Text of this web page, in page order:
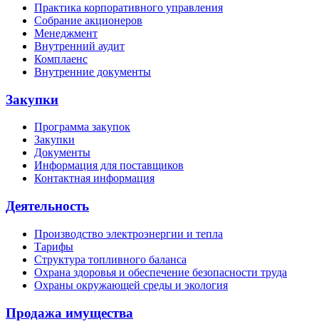
Практика корпоративного управления
Собрание акционеров
Менеджмент
Внутренний аудит
Комплаенс
Внутренние документы
Закупки
Программа закупок
Закупки
Документы
Информация для поставщиков
Контактная информация
Деятельность
Производство электроэнергии и тепла
Тарифы
Структура топливного баланса
Охрана здоровья и обеспечение безопасности труда
Охраны окружающей среды и экология
Продажа имущества